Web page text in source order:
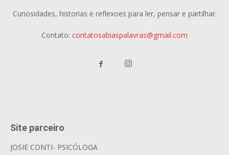
Curiosidades, historias e reflexoes para ler, pensar e partilhar.
Contato: contatosabiaspalavras@gmail.com
Site parceiro
JOSIE CONTI- PSICÓLOGA